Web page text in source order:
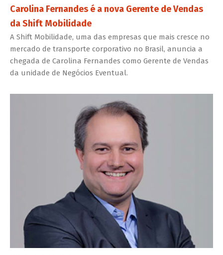
Carolina Fernandes é a nova Gerente de Vendas
da Shift Mobilidade
A Shift Mobilidade, uma das empresas que mais cresce no
mercado de transporte corporativo no Brasil, anuncia a
chegada de Carolina Fernandes como Gerente de Vendas
da unidade de Negócios Eventual.